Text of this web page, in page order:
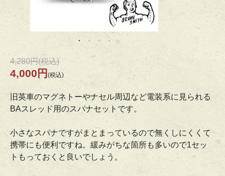
4,280円(税込)
4,000円 (税込)
旧英車のマグネトーやナセル周辺など電装系に見られる
BAスレッド用のスパナセットです。
小さなスパナですがまとまっているので無くしにくくて
携帯にも便利ですね。緩みがちな箇所も多いので1セッ
トもっておくと良いでしょう。